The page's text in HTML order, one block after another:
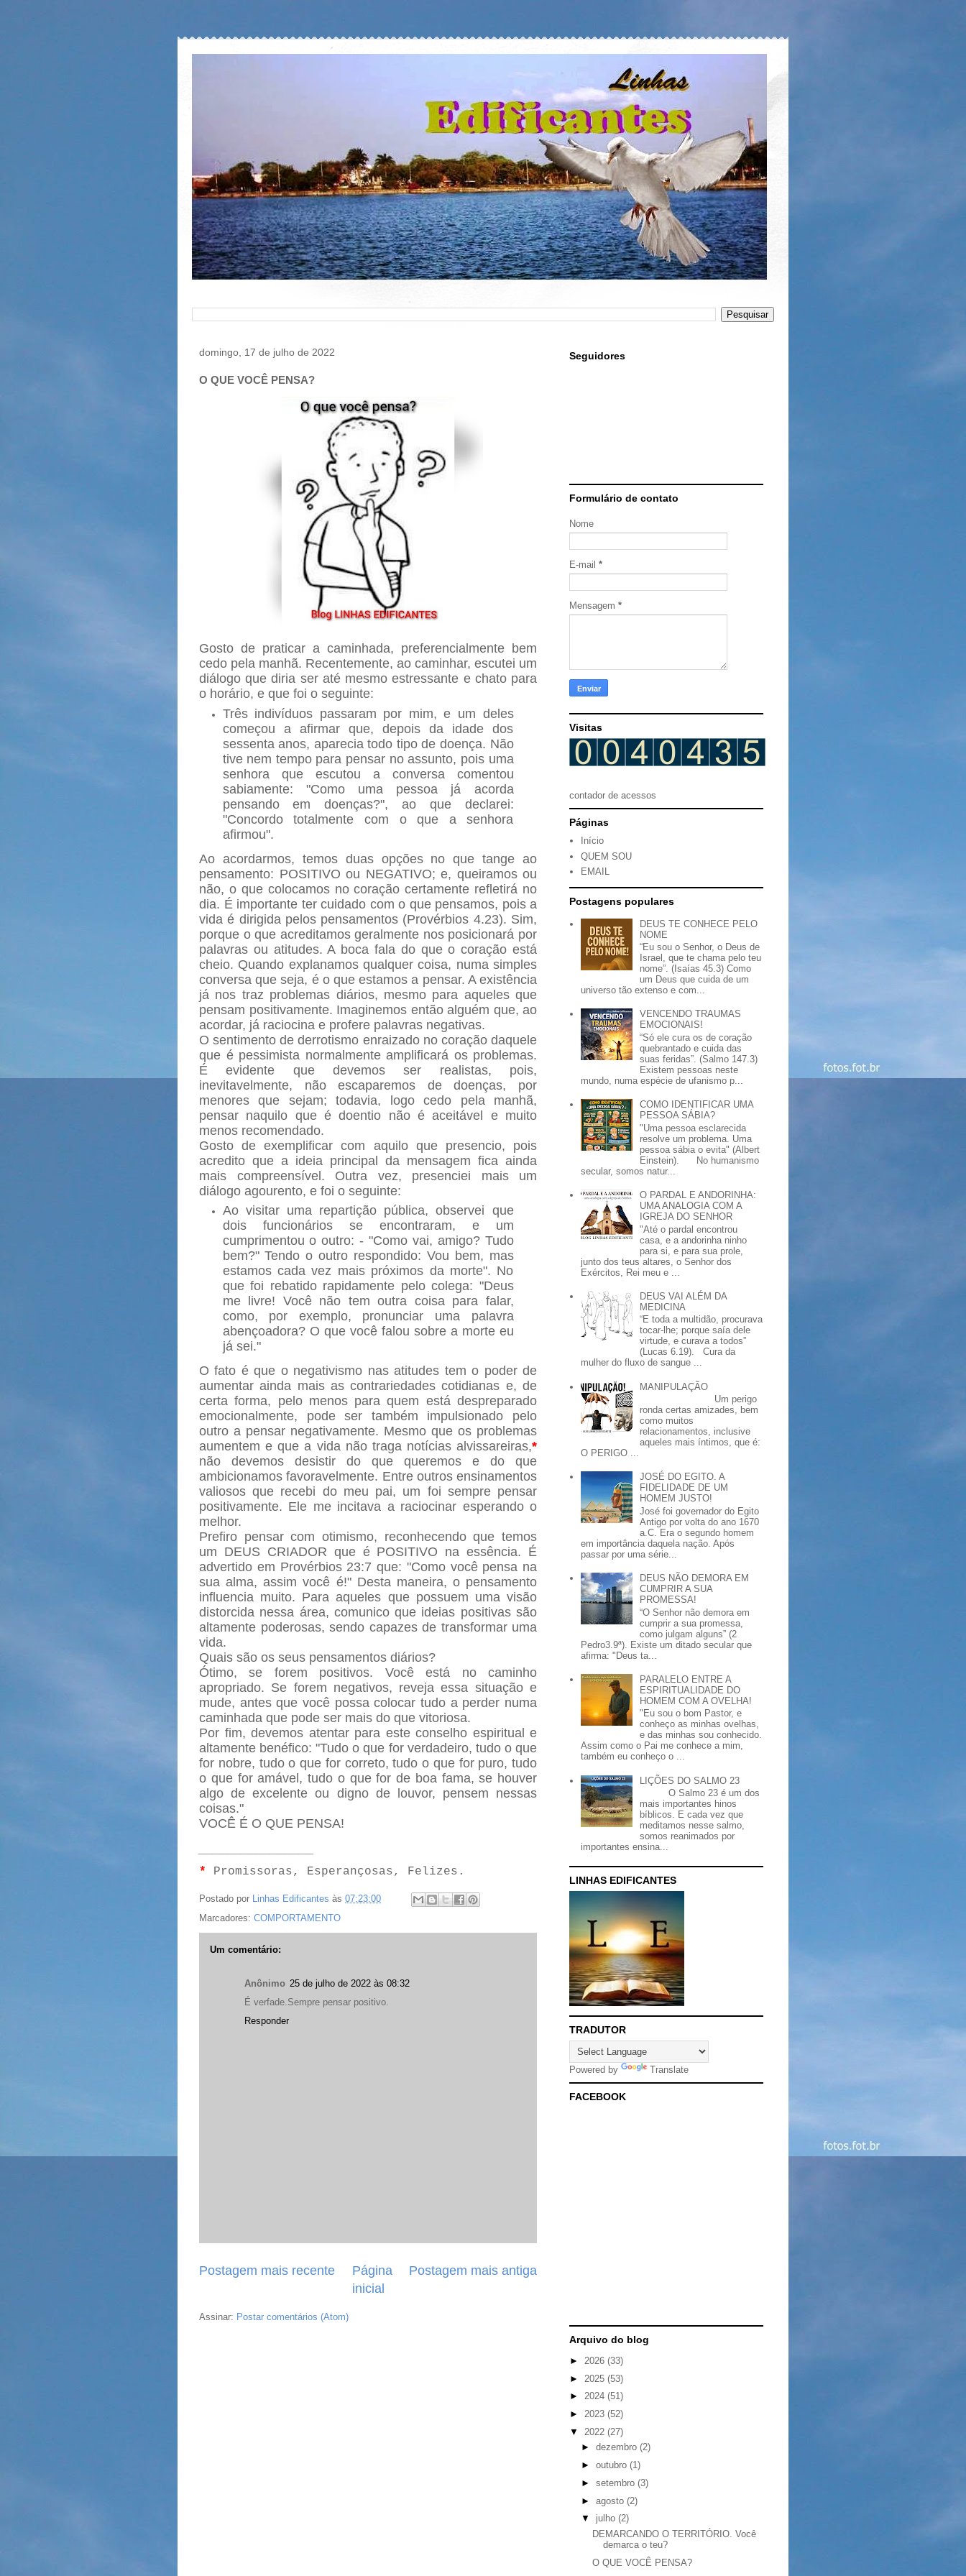
domingo, 17 de julho de 2022
O QUE VOCÊ PENSA?
Gosto de praticar a caminhada, preferencialmente bem
cedo pela manhã. Recentemente, ao caminhar, escutei um
diálogo que diria ser até mesmo estressante e chato para
o horário, e que foi o seguinte:
Três indivíduos passaram por mim, e um deles
começou a afirmar que, depois da idade dos
sessenta anos, aparecia todo tipo de doença. Não
tive nem tempo para pensar no assunto, pois uma
senhora que escutou a conversa comentou
sabiamente: "Como uma pessoa já acorda
pensando em doenças?", ao que declarei:
"Concordo totalmente com o que a senhora
afirmou".
Ao acordarmos, temos duas opções no que tange ao
pensamento: POSITIVO ou NEGATIVO; e, queiramos ou
não, o que colocamos no coração certamente refletirá no
dia. É importante ter cuidado com o que pensamos, pois a
vida é dirigida pelos pensamentos (Provérbios 4.23). Sim,
porque o que acreditamos geralmente nos posicionará por
palavras ou atitudes. A boca fala do que o coração está
cheio. Quando explanamos qualquer coisa, numa simples
conversa que seja, é o que estamos a pensar. A existência
já nos traz problemas diários, mesmo para aqueles que
pensam positivamente. Imaginemos então alguém que, ao
acordar, já raciocina e profere palavras negativas.
O sentimento de derrotismo enraizado no coração daquele
que é pessimista normalmente amplificará os problemas.
É evidente que devemos ser realistas, pois,
inevitavelmente, não escaparemos de doenças, por
menores que sejam; todavia, logo cedo pela manhã,
pensar naquilo que é doentio não é aceitável e muito
menos recomendado.
Gosto de exemplificar com aquilo que presencio, pois
acredito que a ideia principal da mensagem fica ainda
mais compreensível. Outra vez, presenciei mais um
diálogo agourento, e foi o seguinte:
Ao visitar uma repartição pública, observei que
dois funcionários se encontraram, e um
cumprimentou o outro: - "Como vai, amigo? Tudo
bem?" Tendo o outro respondido: Vou bem, mas
estamos cada vez mais próximos da morte". No
que foi rebatido rapidamente pelo colega: "Deus
me livre! Você não tem outra coisa para falar,
como, por exemplo, pronunciar uma palavra
abençoadora? O que você falou sobre a morte eu
já sei."
O fato é que o negativismo nas atitudes tem o poder de
aumentar ainda mais as contrariedades cotidianas e, de
certa forma, pelo menos para quem está despreparado
emocionalmente, pode ser também impulsionado pelo
outro a pensar negativamente. Mesmo que os problemas
aumentem e que a vida não traga notícias alvissareiras,*
não devemos desistir do que queremos e do que
ambicionamos favoravelmente. Entre outros ensinamentos
valiosos que recebi do meu pai, um foi sempre pensar
positivamente. Ele me incitava a raciocinar esperando o
melhor.
Prefiro pensar com otimismo, reconhecendo que temos
um DEUS CRIADOR que é POSITIVO na essência. É
advertido em Provérbios 23:7 que: "Como você pensa na
sua alma, assim você é!" Desta maneira, o pensamento
influencia muito. Para aqueles que possuem uma visão
distorcida nessa área, comunico que ideias positivas são
altamente poderosas, sendo capazes de transformar uma
vida.
Quais são os seus pensamentos diários?
Ótimo, se forem positivos. Você está no caminho
apropriado. Se forem negativos, reveja essa situação e
mude, antes que você possa colocar tudo a perder numa
caminhada que pode ser mais do que vitoriosa.
Por fim, devemos atentar para este conselho espiritual e
altamente benéfico: "Tudo o que for verdadeiro, tudo o que
for nobre, tudo o que for correto, tudo o que for puro, tudo
o que for amável, tudo o que for de boa fama, se houver
algo de excelente ou digno de louvor, pensem nessas
coisas."
VOCÊ É O QUE PENSA!
* Promissoras, Esperançosas, Felizes.
Postado por Linhas Edificantes às 07:23:00
Marcadores: COMPORTAMENTO
Um comentário:
Anônimo 25 de julho de 2022 às 08:32
É verfade.Sempre pensar positivo.
Responder
Postagem mais recente Postagem mais antiga
Página
inicial
Assinar: Postar comentários (Atom)
Seguidores
Formulário de contato
Nome
E-mail *
Mensagem *
Visitas
contador de acessos
Páginas
Início
QUEM SOU
EMAIL
Postagens populares
DEUS TE CONHECE PELO
NOME
“Eu sou o Senhor, o Deus de
Israel, que te chama pelo teu
nome”. (Isaías 45.3) Como
um Deus que cuida de um
universo tão extenso e com...
VENCENDO TRAUMAS
EMOCIONAIS!
“Só ele cura os de coração
quebrantado e cuida das
suas feridas”. (Salmo 147.3)
Existem pessoas neste
mundo, numa espécie de ufanismo p...
COMO IDENTIFICAR UMA
PESSOA SÁBIA?
"Uma pessoa esclarecida
resolve um problema. Uma
pessoa sábia o evita" (Albert
Einstein). No humanismo
secular, somos natur...
O PARDAL E ANDORINHA:
UMA ANALOGIA COM A
IGREJA DO SENHOR
"Até o pardal encontrou
casa, e a andorinha ninho
para si, e para sua prole,
junto dos teus altares, o Senhor dos
Exércitos, Rei meu e ...
DEUS VAI ALÉM DA
MEDICINA
“E toda a multidão, procurava
tocar-lhe; porque saía dele
virtude, e curava a todos”
(Lucas 6.19). Cura da
mulher do fluxo de sangue ...
MANIPULAÇÃO
Um perigo
ronda certas amizades, bem
como muitos
relacionamentos, inclusive
aqueles mais íntimos, que é:
O PERIGO ...
JOSÉ DO EGITO. A
FIDELIDADE DE UM
HOMEM JUSTO!
José foi governador do Egito
Antigo por volta do ano 1670
a.C. Era o segundo homem
em importância daquela nação. Após
passar por uma série...
DEUS NÃO DEMORA EM
CUMPRIR A SUA
PROMESSA!
“O Senhor não demora em
cumprir a sua promessa,
como julgam alguns” (2
Pedro3.9ª). Existe um ditado secular que
afirma: "Deus ta...
PARALELO ENTRE A
ESPIRITUALIDADE DO
HOMEM COM A OVELHA!
"Eu sou o bom Pastor, e
conheço as minhas ovelhas,
e das minhas sou conhecido.
Assim como o Pai me conhece a mim,
também eu conheço o ...
LIÇÕES DO SALMO 23
O Salmo 23 é um dos
mais importantes hinos
bíblicos. E cada vez que
meditamos nesse salmo,
somos reanimados por
importantes ensina...
LINHAS EDIFICANTES
TRADUTOR
Powered by Translate
FACEBOOK
Arquivo do blog
► 2026 (33)
► 2025 (53)
► 2024 (51)
► 2023 (52)
▼ 2022 (27)
► dezembro (2)
► outubro (1)
► setembro (3)
► agosto (2)
▼ julho (2)
DEMARCANDO O TERRITÓRIO. Você
demarca o teu?
O QUE VOCÊ PENSA?